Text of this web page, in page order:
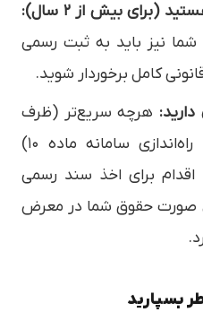
(برای بیش از ۲ سال):
شما نیز باید به ثبت رسمی
کامل برخوردار شوید.
هرچه سریع‌تر (ظرف
مهلت قانونی پس از راه‌اندازی سامانه ماده ۱۰)
برای اخذ سند رسمی
صورت حقوق شما در معرض
بسپارید